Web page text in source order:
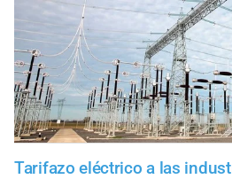
Tarifazo eléctrico a las